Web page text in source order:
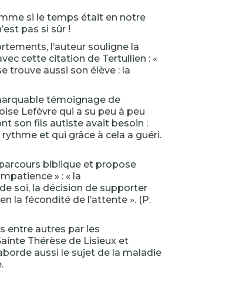
si le temps était en notre
pas si sûr !
l’auteur souligne la
cette citation de Tertullien : «
trouve aussi son élève : la
témoignage de
Lefèvre qui a su peu à peu
son fils autiste avait besoin :
rythme et qui grâce à cela a guéri.
biblique et propose
» : « la
soi, la décision de supporter
la fécondité de l’attente ». (P.
entre autres par les
Thérèse de Lisieux et
aussi le sujet de la maladie